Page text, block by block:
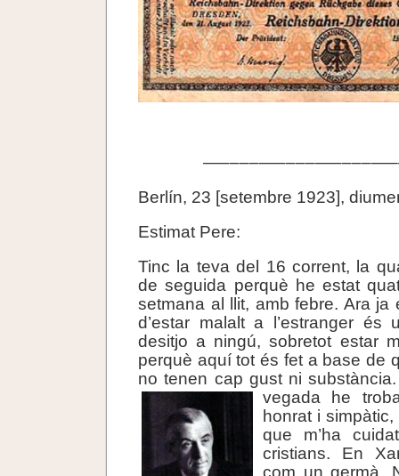
Berlín, 23 [setembre 1923],
Estimat Pere:
Tinc la teva del 16 corrent, la
de seguida perquè he estat
setmana al llit, amb febre. Ara ja
d’estar malalt a l’estranger
desitjo a ningú, sobretot estar
perquè aquí tot és fet a base de
no tenen cap gust ni
vegada
he
honrat i
que m’ha
cristians. En
com un germà.